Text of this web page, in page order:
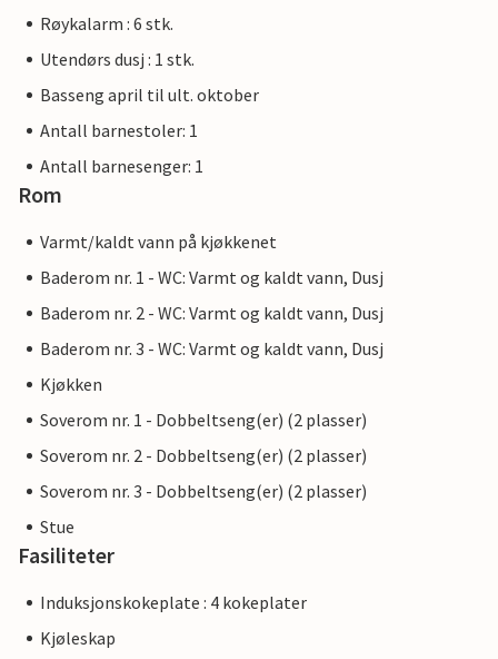
Røykalarm : 6 stk.
Utendørs dusj : 1 stk.
Basseng april til ult. oktober
Antall barnestoler: 1
Antall barnesenger: 1
Rom
Varmt/kaldt vann på kjøkkenet
Baderom nr. 1 - WC: Varmt og kaldt vann, Dusj
Baderom nr. 2 - WC: Varmt og kaldt vann, Dusj
Baderom nr. 3 - WC: Varmt og kaldt vann, Dusj
Kjøkken
Soverom nr. 1 - Dobbeltseng(er) (2 plasser)
Soverom nr. 2 - Dobbeltseng(er) (2 plasser)
Soverom nr. 3 - Dobbeltseng(er) (2 plasser)
Stue
Fasiliteter
Induksjonskokeplate : 4 kokeplater
Kjøleskap